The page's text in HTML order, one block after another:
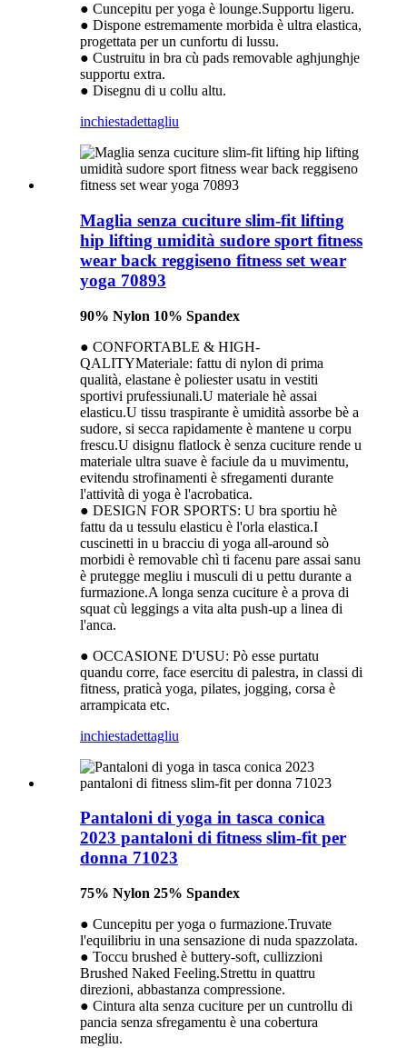
● Cuncepitu per yoga è lounge.Supportu ligeru.
● Dispone estremamente morbida è ultra elastica,
progettata per un cunfortu di lussu.
● Custruitu in bra cù pads removable aghjunghje
supportu extra.
● Disegnu di u collu altu.
inchiestadettagliu
Maglia senza cuciture slim-fit lifting
hip lifting umidità sudore sport fitness
wear back reggiseno fitness set wear
yoga 70893
90% Nylon 10% Spandex
● CONFORTABLE & HIGH-
QALITYMateriale: fattu di nylon di prima
qualità, elastane è poliester usatu in vestiti
sportivi prufessiunali.U materiale hè assai
elasticu.U tissu traspirante è umidità assorbe bè a
sudore, si secca rapidamente è mantene u corpu
frescu.U disignu flatlock è senza cuciture rende u
materiale ultra suave è faciule da u muvimentu,
evitendu strofinamenti è sfregamenti durante
l'attività di yoga è l'acrobatica.
● DESIGN FOR SPORTS: U bra sportiu hè
fattu da u tessulu elasticu è l'orla elastica.I
cuscinetti in u bracciu di yoga all-around sò
morbidi è removable chì ti facenu pare assai sanu
è prutegge megliu i musculi di u pettu durante a
furmazione.A longa senza cuciture è a prova di
squat cù leggings a vita alta push-up a linea di
l'anca.
● OCCASIONE D'USU: Pò esse purtatu
quandu corre, face esercitu di palestra, in classi di
fitness, praticà yoga, pilates, jogging, corsa è
arrampicata etc.
inchiestadettagliu
Pantaloni di yoga in tasca conica
2023 pantaloni di fitness slim-fit per
donna 71023
75% Nylon 25% Spandex
● Cuncepitu per yoga o furmazione.Truvate
l'equilibriu in una sensazione di nuda spazzolata.
● Toccu brushed è buttery-soft, cullizzioni
Brushed Naked Feeling.Strettu in quattru
direzioni, abbastanza compressione.
● Cintura alta senza cuciture per un cuntrollu di
pancia senza sfregamentu è una cobertura
megliu.